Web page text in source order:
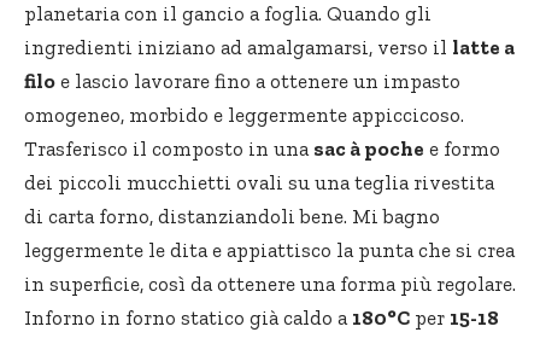
planetaria con il gancio a foglia. Quando gli
ingredienti iniziano ad amalgamarsi, verso il latte a
filo e lascio lavorare fino a ottenere un impasto
omogeneo, morbido e leggermente appiccicoso.
Trasferisco il composto in una sac à poche e formo
dei piccoli mucchietti ovali su una teglia rivestita
di carta forno, distanziandoli bene. Mi bagno
leggermente le dita e appiattisco la punta che si crea
in superficie, così da ottenere una forma più regolare.
Inforno in forno statico già caldo a 180°C per 15-18